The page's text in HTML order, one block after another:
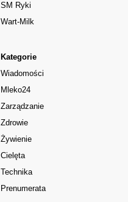
Kategorie
Wiadomości
Mleko24
Zarządzanie
Zdrowie
Żywienie
Cielęta
Technika
Prenumerata
SM Ryki
Wart-Milk